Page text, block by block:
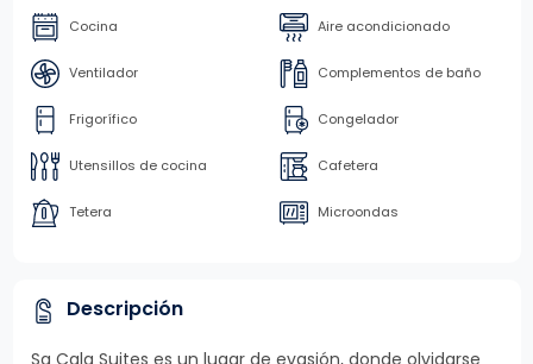
Cocina Aire acondicionado
Ventilador Complementos de baño
Frigorífico Congelador
Utensillos de cocina Cafetera
Tetera Microondas
Descripción
Sa Cala Suites es un lugar de evasión, donde olvidarse